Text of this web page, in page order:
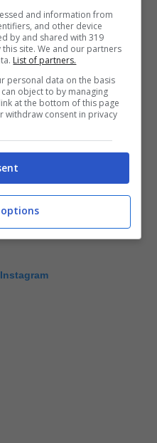
and information from
and other device
by and shared with 319
site. We and our partners
List of partners.
personal data on the basis
object to by managing
at the bottom of this page
withdraw consent in privacy